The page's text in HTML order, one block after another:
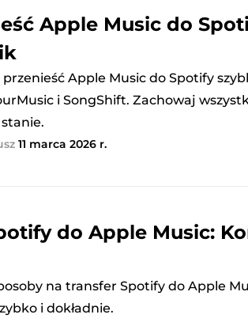
Apple Music do
przenieść Apple Music do Spotify
i SongShift. Zachowaj
11 marca 2026 r.
do Apple Music:
na transfer Spotify do Apple
i dokładnie.